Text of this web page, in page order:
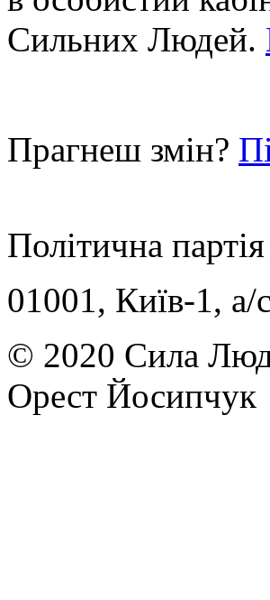
Сильних Людей.
Прагнеш змін?
Політична
01001, Київ-1, a/
© 2020 Сила
Орест Йосипчук